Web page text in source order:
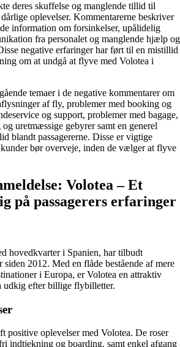
deres skuffelse og manglende tillid til
oplevelser. Kommentarerne beskriver
information om forsinkelser, upålidelig
fra personalet og manglende hjælp og
negative erfaringer har ført til en mistillid
om at undgå at flyve med Volotea i
temaer i de negative kommentarer om
af fly, problemer med booking og
og support, problemer med bagage,
uretmæssige gebyrer samt en generel
blandt passagererne. Disse er vigtige
bør overveje, inden de vælger at flyve
Volotea – Et
på passagerers erfaringer
hovedkvarter i Spanien, har tilbudt
siden 2012. Med en flåde bestående af mere
i Europa, er Volotea en attraktiv
udkig efter billige flybilletter.
positive oplevelser med Volotea. De roser
indtjekning og boarding, samt enkel afgang